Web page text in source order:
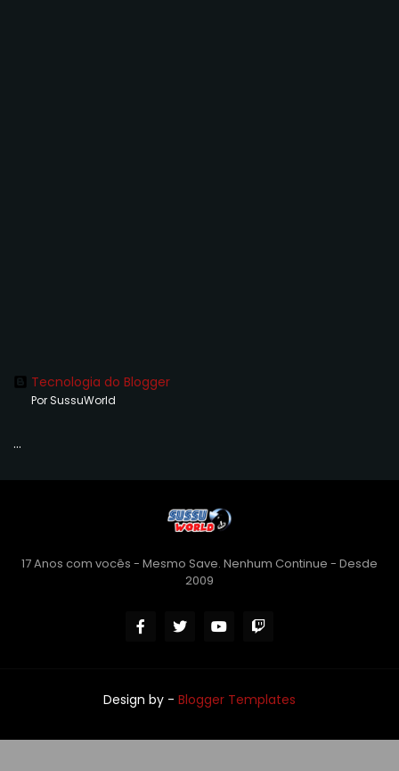
Tecnologia do Blogger
Por SussuWorld
...
17 Anos com vocês - Mesmo Save. Nenhum Continue - Desde
2009
Design by - Blogger Templates